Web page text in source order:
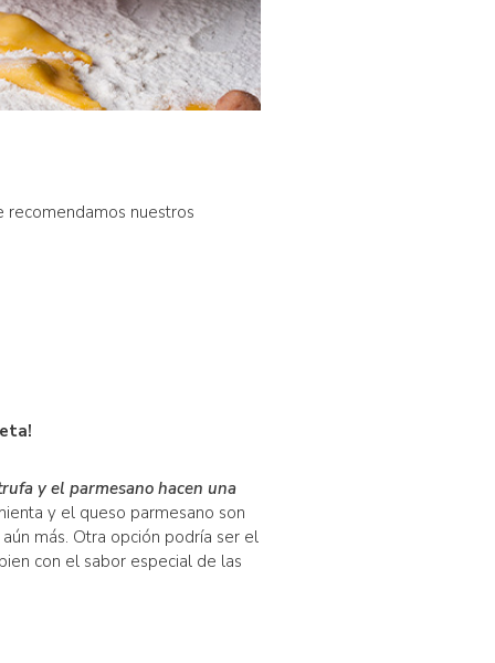
nuestros
y el parmesano hacen una
y el queso parmesano son
más. Otra opción podría ser el
con el sabor especial de las